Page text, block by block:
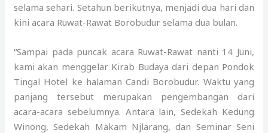
selama sehari. Setahun berikutnya, menjadi dua hari dan
kini acara Ruwat-Rawat Borobudur selama dua bulan.
“Sampai pada puncak acara Ruwat-Rawat nanti 14 Juni,
kami akan menggelar Kirab Budaya dari depan Pondok
Tingal Hotel ke halaman Candi Borobudur. Waktu yang
panjang tersebut merupakan pengembangan dari
acara-acara sebelumnya. Antara lain, Sedekah Kedung
Winong, Sedekah Makam Njlarang, dan Seminar Seni